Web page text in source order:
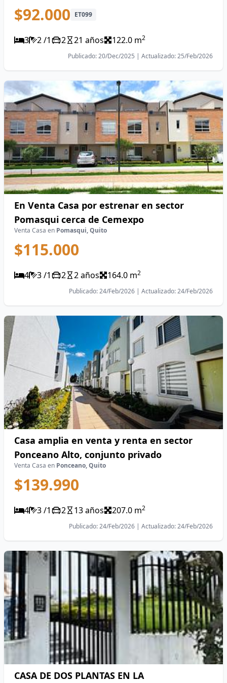
$92.000 ET099
3 2 /1 2 21 años 122.0 m2
Publicado: 20/Dec/2025 | Actualizado: 25/Feb/2026
En Venta Casa por estrenar en sector
Pomasqui cerca de Cemexpo
Venta Casa en Pomasqui, Quito
$115.000
4 3 /1 2 2 años 164.0 m2
Publicado: 24/Feb/2026 | Actualizado: 24/Feb/2026
Casa amplia en venta y renta en sector
Ponceano Alto, conjunto privado
Venta Casa en Ponceano, Quito
$139.990
4 3 /1 2 13 años 207.0 m2
Publicado: 24/Feb/2026 | Actualizado: 24/Feb/2026
CASA DE DOS PLANTAS EN LA